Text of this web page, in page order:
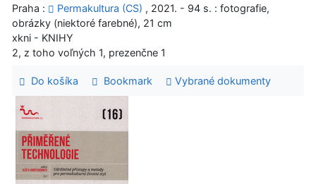
Praha :
Permakultura (CS) , 2021. - 94 s. : fotografie,
obrázky (niektoré farebné), 21 cm
xkni - KNIHY
2, z toho voľných 1, prezenčne 1
Do košíka Bookmark Vybrané dokumenty